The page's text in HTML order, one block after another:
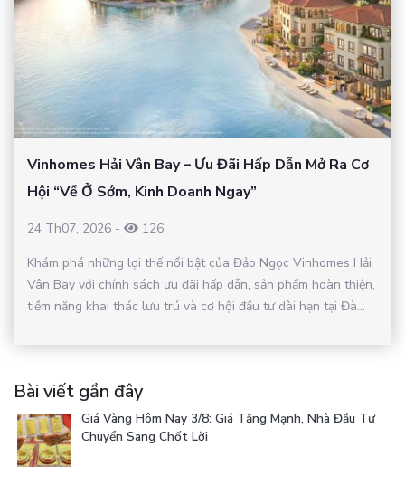
Vinhomes Hải Vân Bay – Ưu Đãi Hấp Dẫn Mở Ra Cơ
Hội “Về Ở Sớm, Kinh Doanh Ngay”
24 Th07, 2026 -
126
Khám phá những lợi thế nổi bật của Đảo Ngọc Vinhomes Hải
Vân Bay với chính sách ưu đãi hấp dẫn, sản phẩm hoàn thiện,
tiềm năng khai thác lưu trú và cơ hội đầu tư dài hạn tại Đà...
Bài viết gần đây
Giá Vàng Hôm Nay 3/8: Giá Tăng Mạnh, Nhà Đầu Tư
Chuyển Sang Chốt Lời